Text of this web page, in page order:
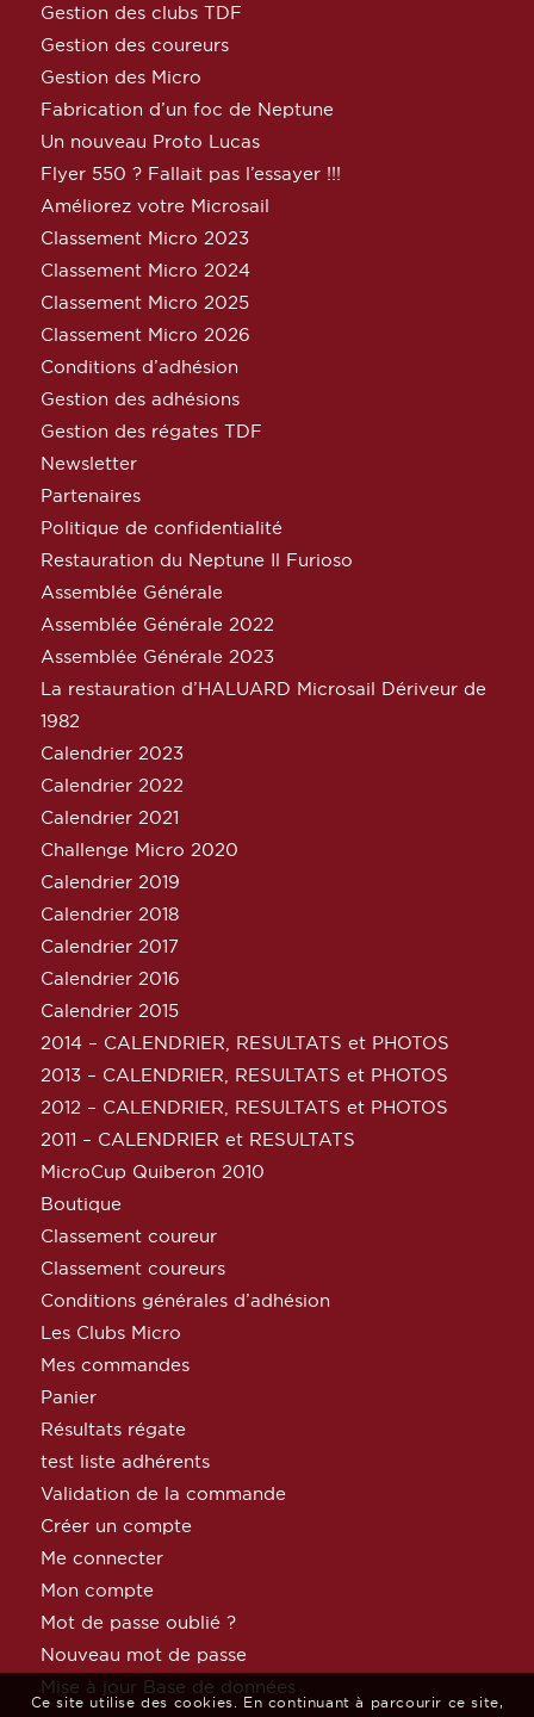
Gestion des clubs TDF
Gestion des coureurs
Gestion des Micro
Fabrication d’un foc de Neptune
Un nouveau Proto Lucas
Flyer 550 ? Fallait pas l’essayer !!!
Améliorez votre Microsail
Classement Micro 2023
Classement Micro 2024
Classement Micro 2025
Classement Micro 2026
Conditions d’adhésion
Gestion des adhésions
Gestion des régates TDF
Newsletter
Partenaires
Politique de confidentialité
Restauration du Neptune Il Furioso
Assemblée Générale
Assemblée Générale 2022
Assemblée Générale 2023
La restauration d’HALUARD Microsail Dériveur de
1982
Calendrier 2023
Calendrier 2022
Calendrier 2021
Challenge Micro 2020
Calendrier 2019
Calendrier 2018
Calendrier 2017
Calendrier 2016
Calendrier 2015
2014 – CALENDRIER, RESULTATS et PHOTOS
2013 – CALENDRIER, RESULTATS et PHOTOS
2012 – CALENDRIER, RESULTATS et PHOTOS
2011 – CALENDRIER et RESULTATS
MicroCup Quiberon 2010
Boutique
Classement coureur
Classement coureurs
Conditions générales d’adhésion
Les Clubs Micro
Mes commandes
Panier
Résultats régate
test liste adhérents
Validation de la commande
Créer un compte
Me connecter
Mon compte
Mot de passe oublié ?
Nouveau mot de passe
Mise à jour Base de données
Ce site utilise des cookies. En continuant à parcourir ce site,